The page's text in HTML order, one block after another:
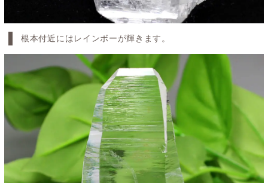
根本付近にはレインボーが輝きます。